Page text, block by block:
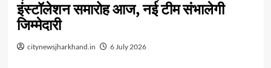
इंस्टॉलेशन समारोह आज, नई टीम संभालेगी
जिम्मेदारी
citynewsjharkhand.in 6 July 2026